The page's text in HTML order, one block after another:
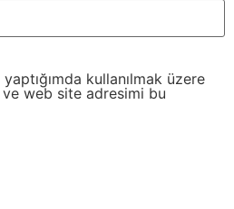
kullanılmak üzere
ve web site adresimi bu